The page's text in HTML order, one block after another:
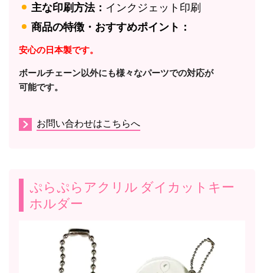
主な印刷方法： インクジェット印刷
商品の特徴・おすすめポイント：
安心の日本製です。
ボールチェーン以外にも様々なパーツでの対応が
可能です。
お問い合わせはこちらへ
ぷらぷらアクリル ダイカットキー
ホルダー